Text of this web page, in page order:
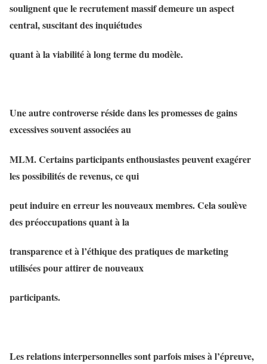
soulignent que le recrutement massif demeure un aspect
central, suscitant des inquiétudes
quant à la viabilité à long terme du modèle.
Une autre controverse réside dans les promesses de gains
excessives souvent associées au
MLM. Certains participants enthousiastes peuvent exagérer
les possibilités de revenus, ce qui
peut induire en erreur les nouveaux membres. Cela soulève
des préoccupations quant à la
transparence et à l’éthique des pratiques de marketing
utilisées pour attirer de nouveaux
participants.
Les relations interpersonnelles sont parfois mises à l’épreuve,